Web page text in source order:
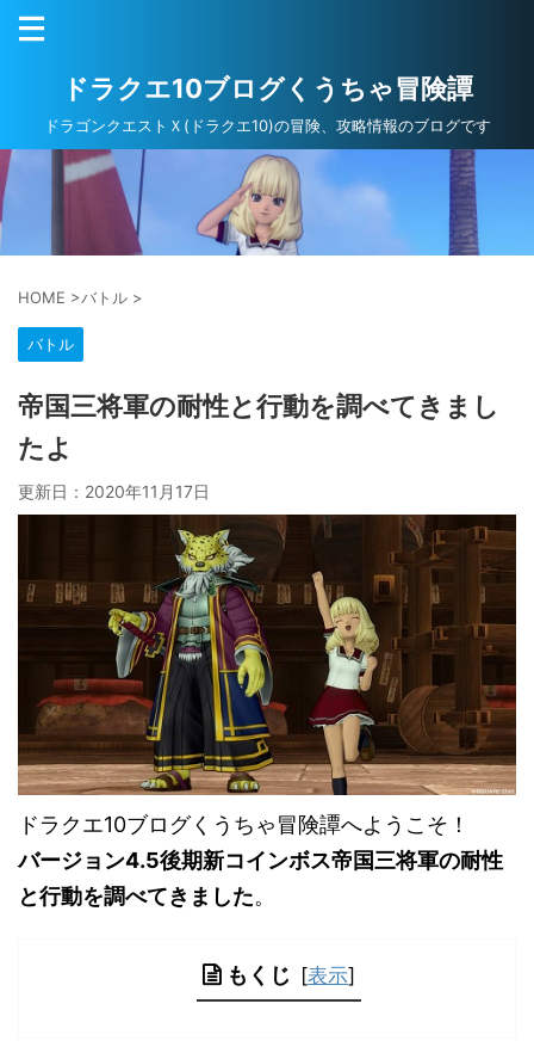
ドラクエ10ブログくうちゃ冒険譚
ドラゴンクエストＸ(ドラクエ10)の冒険、攻略情報のブログです
HOME >バトル >
バトル
帝国三将軍の耐性と行動を調べてきまし
たよ
更新日： 2020年11月17日
ドラクエ10ブログくうちゃ冒険譚へようこそ！
バージョン4.5後期新コインボス帝国三将軍の耐性
と行動を調べてきました。
もくじ [表示]